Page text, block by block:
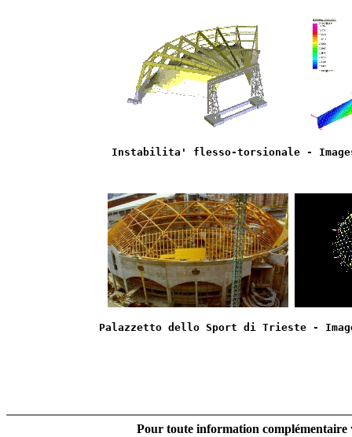
Instabilita' flesso-torsionale -
Palazzetto dello Sport di Trieste -
Pour toute information complémentaire